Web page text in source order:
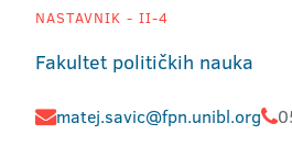
NASTAVNIK - II-4
Fakultet političkih nauka
matej.savic@fpn.unibl.org